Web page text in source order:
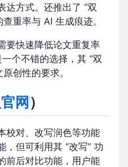
达方式。还推出了 “双
重率与 AI 生成痕迹。
要快速降低论文重复率
个不错的选择，其 “双
创性的要求。
网）
校对、改写润色等功能
，但可利用其 “改写” 功
前后对比功能，用户能